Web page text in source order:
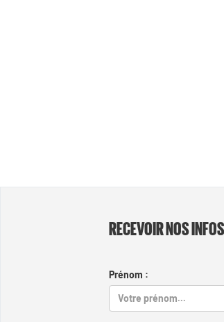
RECEVOIR NOS INFOS
Prénom :